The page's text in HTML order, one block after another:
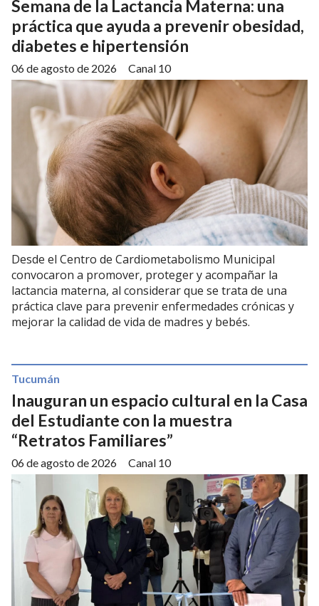
Semana de la Lactancia Materna: una
práctica que ayuda a prevenir obesidad,
diabetes e hipertensión
Canal 10
06 de agosto de 2026
Desde el Centro de Cardiometabolismo Municipal
convocaron a promover, proteger y acompañar la
lactancia materna, al considerar que se trata de una
práctica clave para prevenir enfermedades crónicas y
mejorar la calidad de vida de madres y bebés.
Inauguran un espacio cultural en la Casa
del Estudiante con la muestra
“Retratos Familiares”
Canal 10
Tucumán
06 de agosto de 2026